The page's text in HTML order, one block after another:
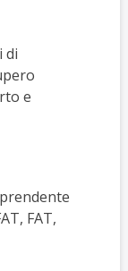
di
e
FAT,